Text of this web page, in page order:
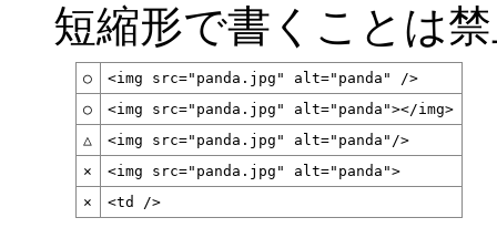
短縮形で書くことは
○
<img src="panda.jpg" alt="panda" />
○
<img src="panda.jpg" alt="panda"></img>
△
<img src="panda.jpg" alt="panda"/>
×
<img src="panda.jpg" alt="panda">
×
<td />